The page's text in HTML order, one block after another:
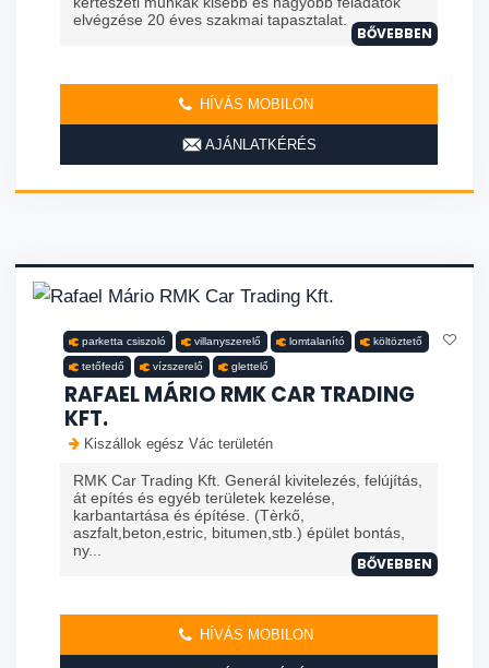
elvégzése 20 éves szakmai tapasztalat. ...
BŐVEBBEN
HÍVÁS MOBILON
AJÁNLATKÉRÉS
parketta csiszoló villanyszerelő lomtalanító költöztető
tetőfedő vízszerelő glettelő
RAFAEL MÁRIO RMK CAR TRADING
KFT.
Kiszállok egész Vác területén
RMK Car Trading Kft. Generál kivitelezés, felújítás,
át epítés és egyéb területek kezelése,
karbantartása és építése. (Tèrkő,
aszfalt,beton,estric, bitumen,stb.) épület bontás,
ny...
BŐVEBBEN
HÍVÁS MOBILON